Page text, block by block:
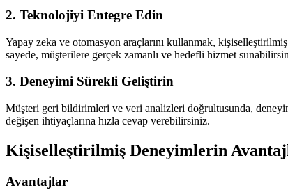
2. Teknolojiyi Entegre Edin
Yapay zeka ve otomasyon araçlarını kullanmak,
sayede, müşterilere gerçek zamanlı ve hedefli hizmet
3. Deneyimi Sürekli Geliştirin
Müşteri geri bildirimleri ve veri analizleri doğrultusunda,
değişen ihtiyaçlarına hızla cevap verebilirsiniz.
Kişiselleştirilmiş Deneyimlerin
Avantajlar